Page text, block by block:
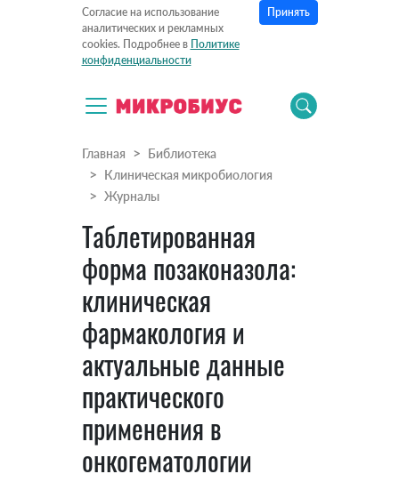
Согласие на использование
аналитических и рекламных
cookies. Подробнее в Политике
конфиденциальности
Принять
Главная
Библиотека
Клиническая микробиология
Журналы
Таблетированная
форма позаконазола:
клиническая
фармакология и
актуальные данные
практического
применения в
онкогематологии